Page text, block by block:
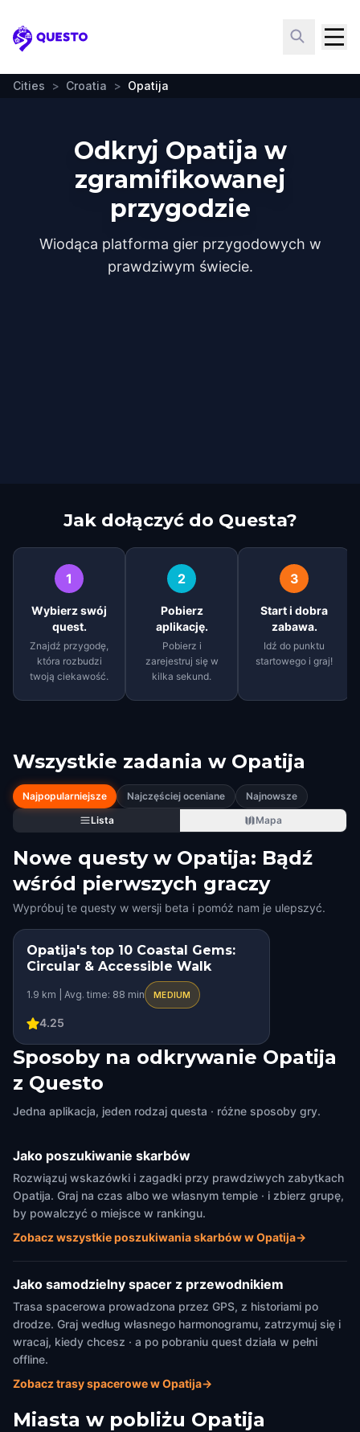
Questo
Cities > Croatia > Opatija
Odkryj Opatija w
zgramifikowanej
przygodzie
Wiodąca platforma gier przygodowych w
prawdziwym świecie.
Jak dołączyć do Questa?
1
Wybierz swój
quest.
Znajdź przygodę,
która rozbudzi
twoją ciekawość.
2
Pobierz
aplikację.
Pobierz i
zarejestruj się w
kilka sekund.
3
Start i dobra
zabawa.
Idź do punktu
startowego i graj!
Wszystkie zadania w Opatija
Najpopularniejsze Najczęściej oceniane
Najnowsze
Lista
Mapa
Nowe questy w Opatija: Bądź
wśród pierwszych graczy
Wypróbuj te questy w wersji beta i pomóż nam je ulepszyć.
Opatija's top 10 Coastal Gems:
Circular & Accessible Walk
1.9 km | Avg. time: 88 min MEDIUM
4.25
Sposoby na odkrywanie Opatija
z Questo
Jedna aplikacja, jeden rodzaj questa · różne sposoby gry.
Jako poszukiwanie skarbów
Rozwiązuj wskazówki i zagadki przy prawdziwych zabytkach
Opatija. Graj na czas albo we własnym tempie · i zbierz grupę,
by powalczyć o miejsce w rankingu.
Zobacz wszystkie poszukiwania skarbów w Opatija→
Jako samodzielny spacer z przewodnikiem
Trasa spacerowa prowadzona przez GPS, z historiami po
drodze. Graj według własnego harmonogramu, zatrzymuj się i
wracaj, kiedy chcesz · a po pobraniu quest działa w pełni
offline.
Zobacz trasy spacerowe w Opatija→
Miasta w pobliżu Opatija